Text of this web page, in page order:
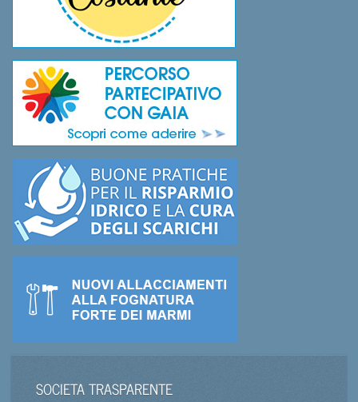
SOCIETA TRASPARENTE